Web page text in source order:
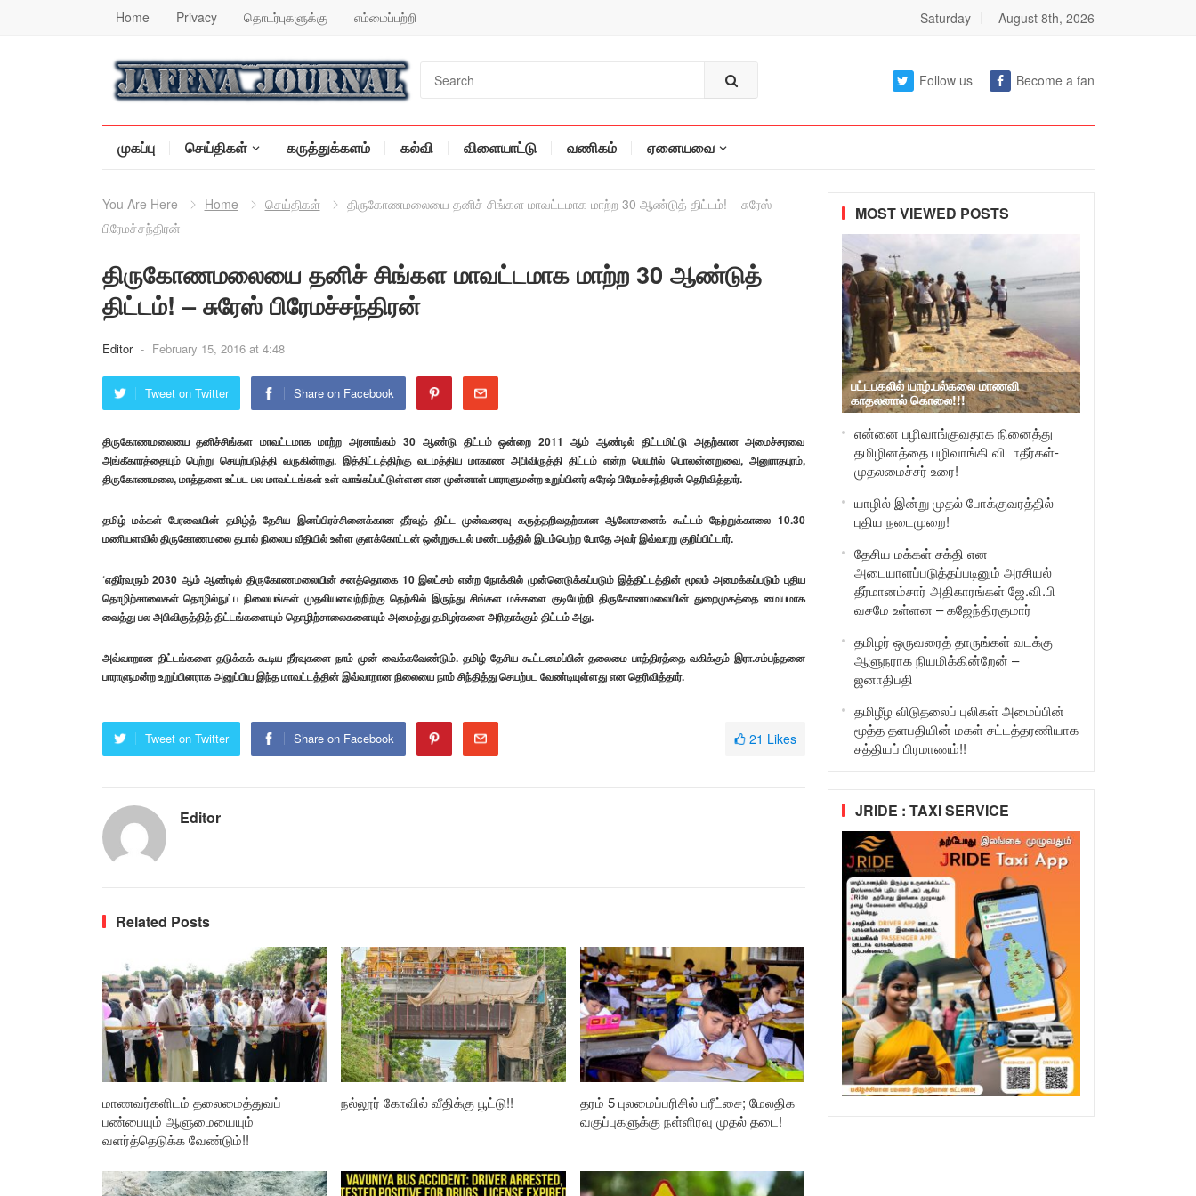
Home Privacy தொடர்புகளுக்கு எம்மைப்பற்றி Saturday August 8th, 2026
Follow us Become a fan
முகப்பு செய்திகள் கருத்துக்களம் கல்வி விளையாட்டு வணிகம் ஏனையவை
You Are Here Home செய்திகள்
திருகோணமலையை தனிச் சிங்கள மாவட்டமாக மாற்ற 30 ஆண்டுத் திட்டம்! – சுரேஸ்
பிரேமச்சந்திரன்
திருகோணமலையை தனிச் சிங்கள மாவட்டமாக மாற்ற 30 ஆண்டுத்
திட்டம்! – சுரேஸ் பிரேமச்சந்திரன்
Editor - February 15, 2016 at 4:48
Tweet on Twitter Share on Facebook
திருகோணமலையை தனிச்சிங்கள மாவட்டமாக மாற்ற அரசாங்கம் 30 ஆண்டு திட்டம் ஒன்றை 2011 ஆம் ஆண்டில் திட்டமிட்டு அதற்கான அமைச்சரவை
அங்கீகாரத்தையும் பெற்று செயற்படுத்தி வருகின்றது. இத்திட்டத்திற்கு வடமத்திய மாகாண அபிவிருத்தி திட்டம் என்ற பெயரில் பொலன்னறுவை, அனுராதபுரம்,
திருகோணமலை, மாத்தளை உட்பட பல மாவட்டங்கள் உள் வாங்கப்பட்டுள்ளன என முன்னாள் பாராளுமன்ற உறுப்பினர் சுரேஷ் பிரேமச்சந்திரன் தெரிவித்தார்.
தமிழ் மக்கள் பேரவையின் தமிழ்த் தேசிய இனப்பிரச்சினைக்கான தீர்வுத் திட்ட முன்வரைவு கருத்தறிவதற்கான ஆலோசனைக் கூட்டம் நேற்றுக்காலை 10.30
மணியளவில் திருகோணமலை தபால் நிலைய வீதியில் உள்ள குளக்கோட்டன் ஒன்றுகூடல் மண்டபத்தில் இடம்பெற்ற போதே அவர் இவ்வாறு குறிப்பிட்டார்.
‘எதிர்வரும் 2030 ஆம் ஆண்டில் திருகோணமலையின் சனத்தொகை 10 இலட்சம் என்ற நோக்கில் முன்னெடுக்கப்படும் இத்திட்டத்தின் மூலம் அமைக்கப்படும் புதிய
தொழிற்சாலைகள் தொழில்நுட்ப நிலையங்கள் முதலியனவற்றிற்கு தெற்கில் இருந்து சிங்கள மக்களை குடியேற்றி திருகோணமலையின் துறைமுகத்தை மையமாக
வைத்து பல அபிவிருத்தித் திட்டங்களையும் தொழிற்சாலைகளையும் அமைத்து தமிழர்களை அரிதாக்கும் திட்டம் அது.
அவ்வாறான திட்டங்களை தடுக்கக் கூடிய தீர்வுகளை நாம் முன் வைக்கவேண்டும். தமிழ் தேசிய கூட்டமைப்பின் தலைமை பாத்திரத்தை வகிக்கும் இரா.சம்பந்தனை
பாராளுமன்ற உறுப்பினராக அனுப்பிய இந்த மாவட்டத்தின் இவ்வாறான நிலையை நாம் சிந்தித்து செயற்பட வேண்டியுள்ளது என தெரிவித்தார்.
Tweet on Twitter Share on Facebook 21 Likes
Editor
Related Posts
மாணவர்களிடம் தலைமைத்துவப்
பண்பையும் ஆளுமையையும்
வளர்த்தெடுக்க வேண்டும்!!
நல்லூர் கோவில் வீதிக்கு பூட்டு!!
தரம் 5 புலமைப்பரிசில் பரீட்சை; மேலதிக
வகுப்புகளுக்கு நள்ளிரவு முதல் தடை!
MOST VIEWED POSTS
பட்டபகலில் யாழ்.பல்கலை மாணவி
காதலனால் கொலை!!!
என்னை பழிவாங்குவதாக நினைத்து
தமிழினத்தை பழிவாங்கி விடாதீர்கள்-
முதலமைச்சர் உரை!
யாழில் இன்று முதல் போக்குவரத்தில்
புதிய நடைமுறை!
தேசிய மக்கள் சக்தி என
அடையாளப்படுத்தப்படினும் அரசியல்
தீர்மானம்சார் அதிகாரங்கள் ஜே.வி.பி
வசமே உள்ளன – கஜேந்திரகுமார்
தமிழர் ஒருவரைத் தாருங்கள் வடக்கு
ஆளுநராக நியமிக்கின்றேன் –
ஜனாதிபதி
தமிழீழ விடுதலைப் புலிகள் அமைப்பின்
மூத்த தளபதியின் மகள் சட்டத்தரணியாக
சத்தியப் பிரமாணம்!!
JRIDE : TAXI SERVICE